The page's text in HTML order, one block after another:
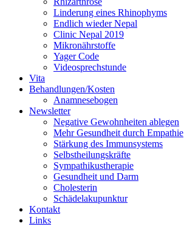
Linderung eines Rhinophyms
Endlich wieder Nepal
Clinic Nepal 2019
Mikronährstoffe
Yager Code
Videosprechstunde
Vita
Behandlungen/Kosten
Anamnesebogen
Newsletter
Negative Gewohnheiten ablegen
Mehr Gesundheit durch Empathie
Stärkung des Immunsystems
Selbstheilungskräfte
Sympathikustherapie
Gesundheit und Darm
Cholesterin
Schädelakupunktur
Kontakt
Links